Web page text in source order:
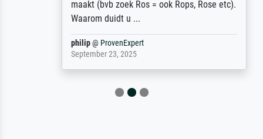
maakt (bvb zoek Ros = ook Rops, Rose etc).
Waarom duidt u ...
@ProvenExpert
September 23, 2025